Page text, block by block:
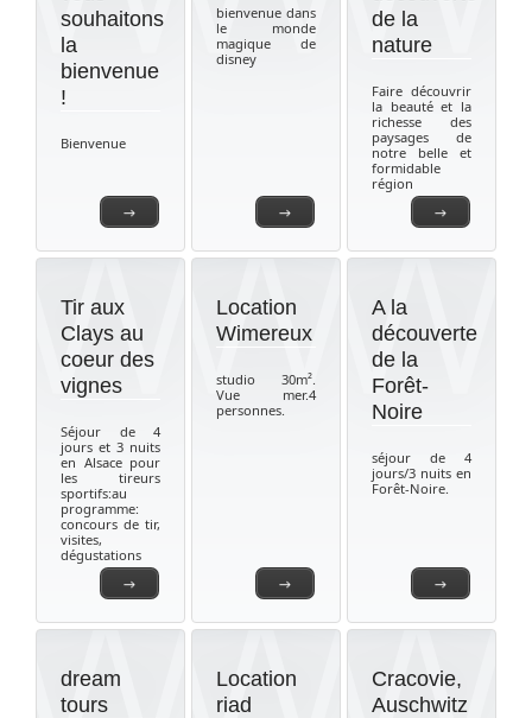
→
souhaitons
la
bienvenue
!
Bienvenue
→
bienvenue dans
le monde
magique de
disney
→
de la
nature
Faire découvrir
la beauté et la
richesse des
paysages de
notre belle et
formidable
région
→
Tir aux
Clays au
coeur des
vignes
Séjour de 4
jours et 3 nuits
en Alsace pour
les tireurs
sportifs:au
programme:
concours de tir,
visites,
dégustations
→
Location
Wimereux
studio 30m².
Vue mer.4
personnes.
→
A la
découverte
de la
Forêt-
Noire
séjour de 4
jours/3 nuits en
Forêt-Noire.
dream
tours
Location
riad
Cracovie,
Auschwitz